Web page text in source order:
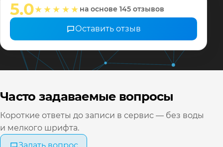
5.0 ★★★★★
Оставить отзыв
Часто задаваемые вопросы
Короткие ответы до записи в сервис — без воды
и мелкого шрифта.